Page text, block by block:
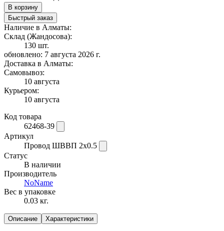
В корзину
Быстрый заказ
Наличие в Алматы:
Склад (Жандосова):
130 шт.
обновлено: 7 августа 2026 г.
Доставка в Алматы:
Самовывоз:
10 августа
Курьером:
10 августа
Код товара
62468-39
Артикул
Провод ШВВП 2х0.5
Статус
В наличии
Производитель
NoName
Вес в упаковке
0.03 кг.
Описание Характеристики